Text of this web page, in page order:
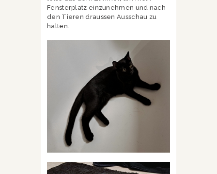
Fensterplatz einzunehmen und nach
den Tieren draussen Ausschau zu
halten.